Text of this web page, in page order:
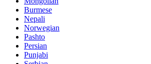
Burmese
Nepali
Norwegian
Pashto
Persian
Punjabi